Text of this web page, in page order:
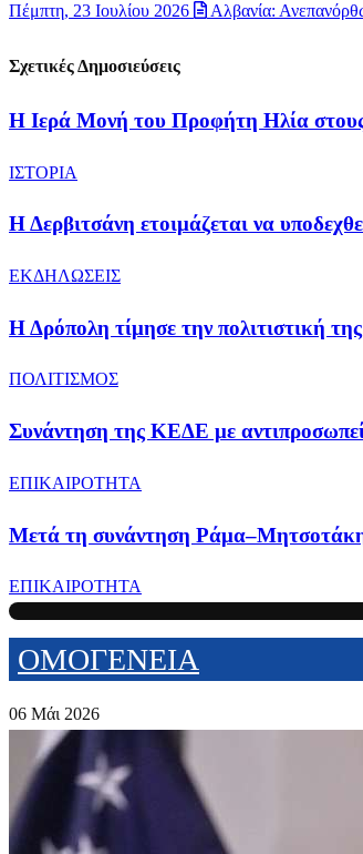
Πέμπτη, 23 Ιουλίου 2026
Αλβανία:
Σχετικές Δημοσιεύσεις
​Η Ιερά Μονή του Προφήτη Ηλία
ΙΣΤΟΡΙΑ
Η Δερβιτσάνη ετοιμάζεται να
ΕΚΔΗΛΩΣΕΙΣ
Η Δρόπολη τίμησε την πολιτιστική
ΠΟΛΙΤΙΣΜΟΣ
Συνάντηση της ΚΕΔΕ με
ΕΠΙΚΑΙΡΟΤΗΤΑ
Μετά τη συνάντηση Ράμα–Μητσοτάκη,
ΕΠΙΚΑΙΡΟΤΗΤΑ
ΟΜΟΓΕΝΕΙΑ
06 Μάι 2026